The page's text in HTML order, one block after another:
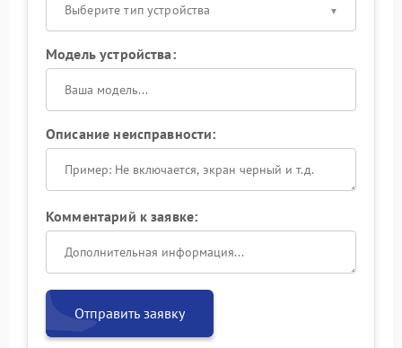
Выберите тип устройства
Модель устройства:
Описание неисправности:
Комментарий к заявке:
Отправить заявку